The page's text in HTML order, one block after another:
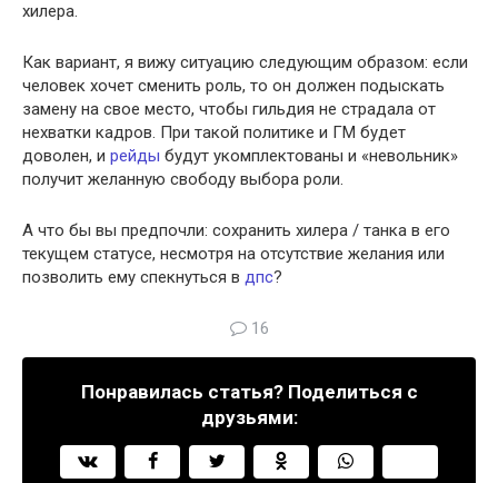
хилера.
Как вариант, я вижу ситуацию следующим образом: если
человек хочет сменить роль, то он должен подыскать
замену на свое место, чтобы гильдия не страдала от
нехватки кадров. При такой политике и ГМ будет
доволен, и рейды будут укомплектованы и «невольник»
получит желанную свободу выбора роли.
А что бы вы предпочли: сохранить хилера / танка в его
текущем статусе, несмотря на отсутствие желания или
позволить ему спекнуться в дпс?
16
Понравилась статья? Поделиться с
друзьями: